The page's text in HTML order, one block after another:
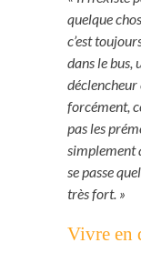
quelque
c’est
dans le bus,
déclencheur
forcément,
pas les
simplement
se passe
très fort. »
Vivre en